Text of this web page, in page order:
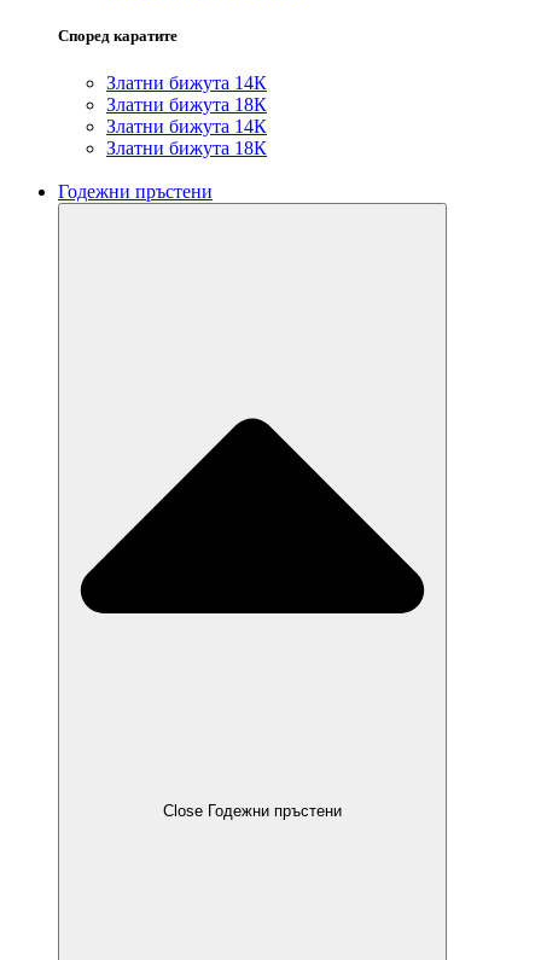
Според каратите
Златни бижута 14К
Златни бижута 18К
Златни бижута 14К
Златни бижута 18К
Годежни пръстени
Close Годежни пръстени